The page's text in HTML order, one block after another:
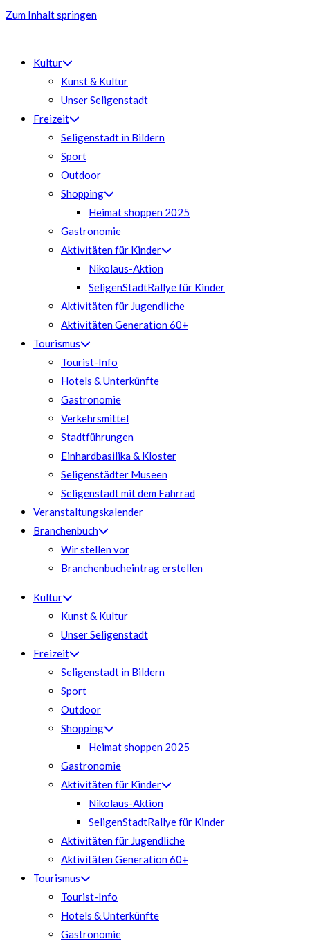
Zum Inhalt springen
Kultur
Kunst & Kultur
Unser Seligenstadt
Freizeit
Seligenstadt in Bildern
Sport
Outdoor
Shopping
Heimat shoppen 2025
Gastronomie
Aktivitäten für Kinder
Nikolaus-Aktion
SeligenStadtRallye für Kinder
Aktivitäten für Jugendliche
Aktivitäten Generation 60+
Tourismus
Tourist-Info
Hotels & Unterkünfte
Gastronomie
Verkehrsmittel
Stadtführungen
Einhardbasilika & Kloster
Seligenstädter Museen
Seligenstadt mit dem Fahrrad
Veranstaltungskalender
Branchenbuch
Wir stellen vor
Branchenbucheintrag erstellen
Kultur
Kunst & Kultur
Unser Seligenstadt
Freizeit
Seligenstadt in Bildern
Sport
Outdoor
Shopping
Heimat shoppen 2025
Gastronomie
Aktivitäten für Kinder
Nikolaus-Aktion
SeligenStadtRallye für Kinder
Aktivitäten für Jugendliche
Aktivitäten Generation 60+
Tourismus
Tourist-Info
Hotels & Unterkünfte
Gastronomie